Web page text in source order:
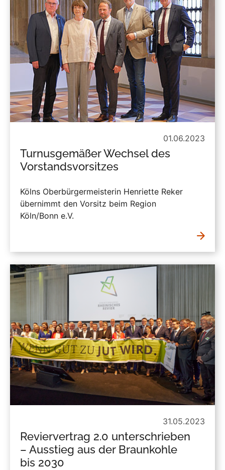
01.06.2023
Turnusgemäßer Wechsel des
Vorstandsvorsitzes
Kölns Oberbürgermeisterin Henriette Reker
übernimmt den Vorsitz beim Region
Köln/Bonn e.V.
31.05.2023
Reviervertrag 2.0 unterschrieben
– Ausstieg aus der Braunkohle
bis 2030